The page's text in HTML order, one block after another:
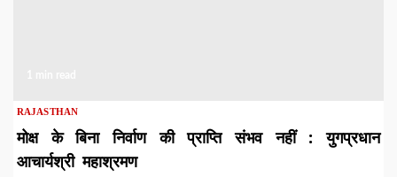
RAJASTHAN
मोक्ष के बिना निर्वाण की प्राप्ति संभव नहीं : युगप्रधान
आचार्यश्री महाश्रमण